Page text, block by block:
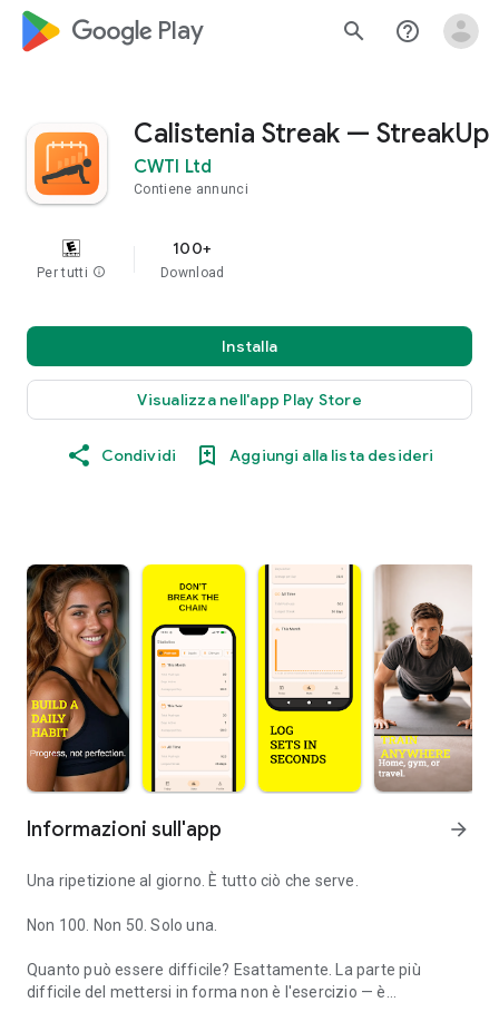
google_logo Play search help_outline
Calistenia Streak — StreakUp
CWTI Ltd
Contiene annunci
Per tutti info
100+
Download
Installa
Visualizza nell'app Play Store
Condividi Aggiungi alla lista desideri
Informazioni sull'app arrow_forward
Una ripetizione al giorno. È tutto ciò che serve.
Non 100. Non 50. Solo una.
Quanto può essere difficile? Esattamente. La parte più
difficile del mettersi in forma non è l'esercizio — è